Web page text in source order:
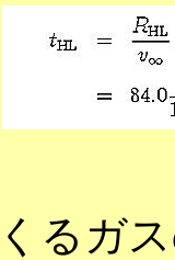
るガ